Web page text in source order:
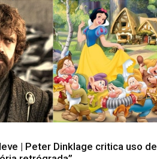
| Peter Dinklage critica uso de